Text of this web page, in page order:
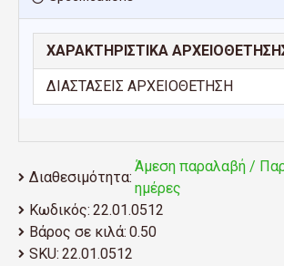
ΧΑΡΑΚΤΗΡΙΣΤΙΚΑ
ΔΙΑΣΤΑΣΕΙΣ ΑΡΧΕΙΟΘΕΤΗΣΗ
Διαθεσιμότητα:
Άμεση παραλαβή /
ημέρες
Κωδικός: 22.01.0512
Βάρος σε κιλά: 0.50
SKU: 22.01.0512